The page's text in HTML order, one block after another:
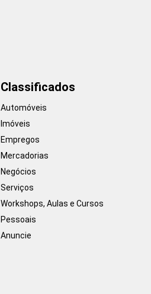
Classificados
Automóveis
Imóveis
Empregos
Mercadorias
Negócios
Serviços
Workshops, Aulas e Cursos
Pessoais
Anuncie